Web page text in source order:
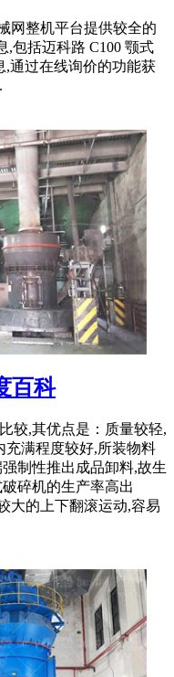
网整机平台提供较全的
,包括迈科路 C100 颚式
,通过在线询价的功能获
百科
较,其优点是：质量较轻,
充满程度较好,所装物料
制性推出成品卸料,故生
碎机的生产率高出
大的上下翻滚运动,容易